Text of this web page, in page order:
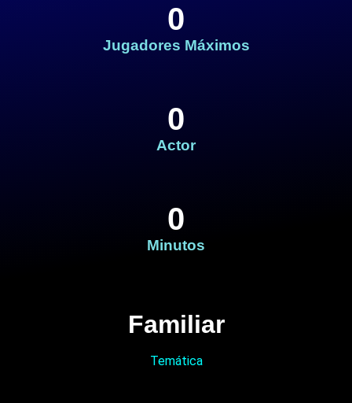
Jugadores Máximos
0
Actor
0
Minutos
0
Familiar
Temática​